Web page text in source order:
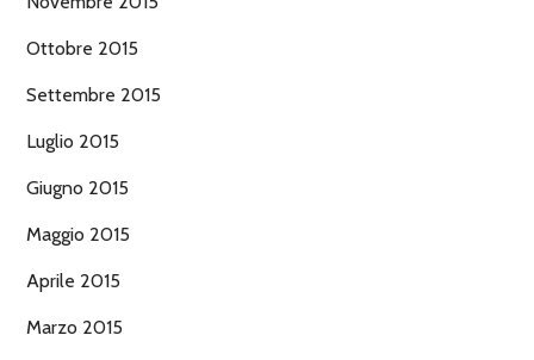
Ottobre 2015
Settembre 2015
Luglio 2015
Giugno 2015
Maggio 2015
Aprile 2015
Marzo 2015